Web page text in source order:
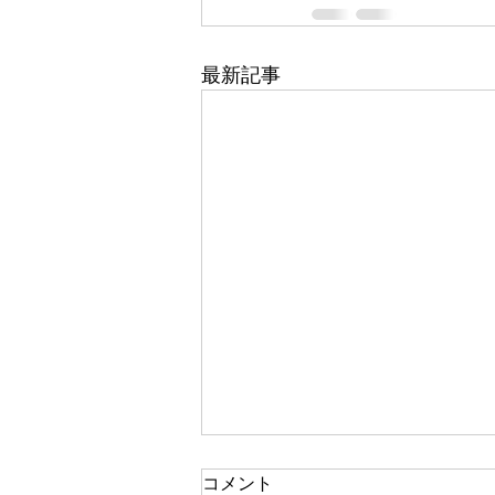
最新記事
コメント